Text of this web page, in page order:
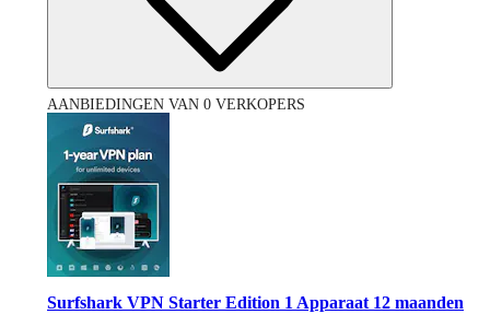
AANBIEDINGEN VAN 0 VERKOPERS
Surfshark VPN Starter Edition 1 Apparaat 12 maanden